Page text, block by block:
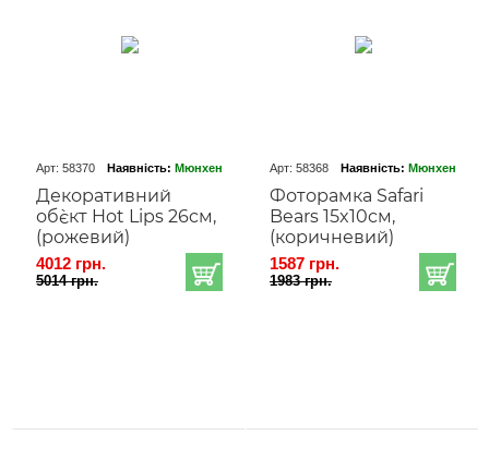
Арт: 58370 Наявність: Мюнхен
Декоративний
об`єкт Hot Lips 26cм,
(рожевий)
4012 грн.
5014 грн.
Арт: 58368 Наявність: Мюнхен
Фоторамка Safari
Bears 15x10cм,
(коричневий)
1587 грн.
1983 грн.